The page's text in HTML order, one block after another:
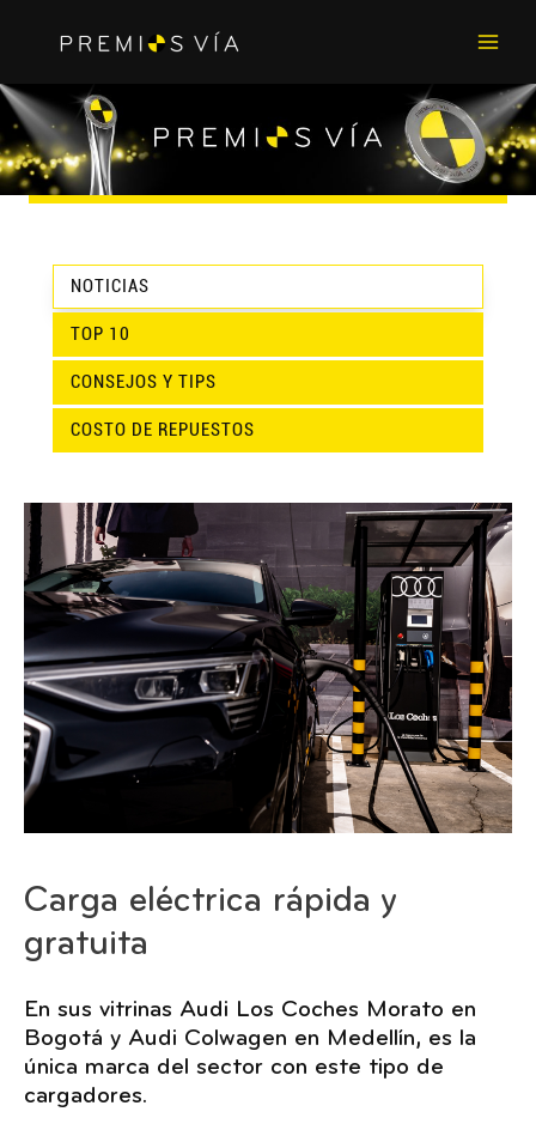
Menu
NOTICIAS
TOP 10
CONSEJOS Y TIPS
COSTO DE REPUESTOS
Carga eléctrica rápida y
gratuita
En sus vitrinas Audi Los Coches Morato en
Bogotá y Audi Colwagen en Medellín, es la
única marca del sector con este tipo de
cargadores.